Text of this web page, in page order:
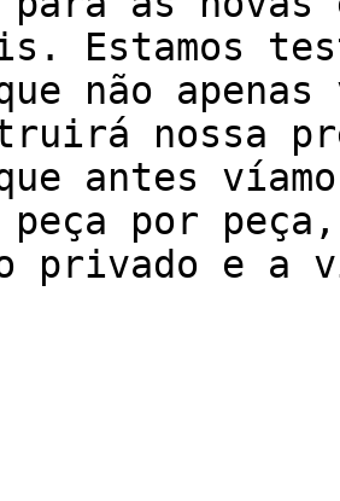
Estamos
não
nossa
antes
peça por
privado e a